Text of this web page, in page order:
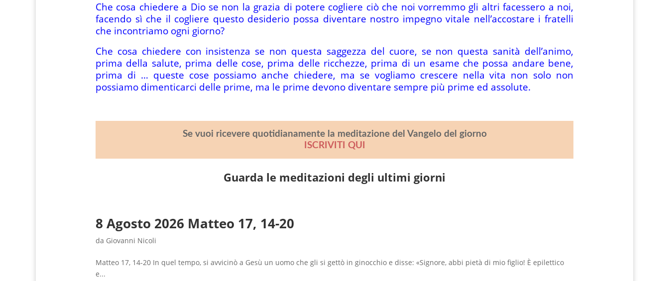
Che cosa chiedere a Dio se non la grazia di potere cogliere ciò che noi vorremmo gli altri facessero a noi,
facendo sì che il cogliere questo desiderio possa diventare nostro impegno vitale nell’accostare i fratelli
che incontriamo ogni giorno?
Che cosa chiedere con insistenza se non questa saggezza del cuore, se non questa sanità dell’animo,
prima della salute, prima delle cose, prima delle ricchezze, prima di un esame che possa andare bene,
prima di … queste cose possiamo anche chiedere, ma se vogliamo crescere nella vita non solo non
possiamo dimenticarci delle prime, ma le prime devono diventare sempre più prime ed assolute.
Se vuoi ricevere quotidianamente la meditazione del Vangelo del giorno
ISCRIVITI QUI
Guarda le meditazioni degli ultimi giorni
8 Agosto 2026 Matteo 17, 14-20
da Giovanni Nicoli
Matteo 17, 14-20 In quel tempo, si avvicinò a Gesù un uomo che gli si gettò in ginocchio e disse: «Signore, abbi pietà di mio figlio! È epilettico
e...